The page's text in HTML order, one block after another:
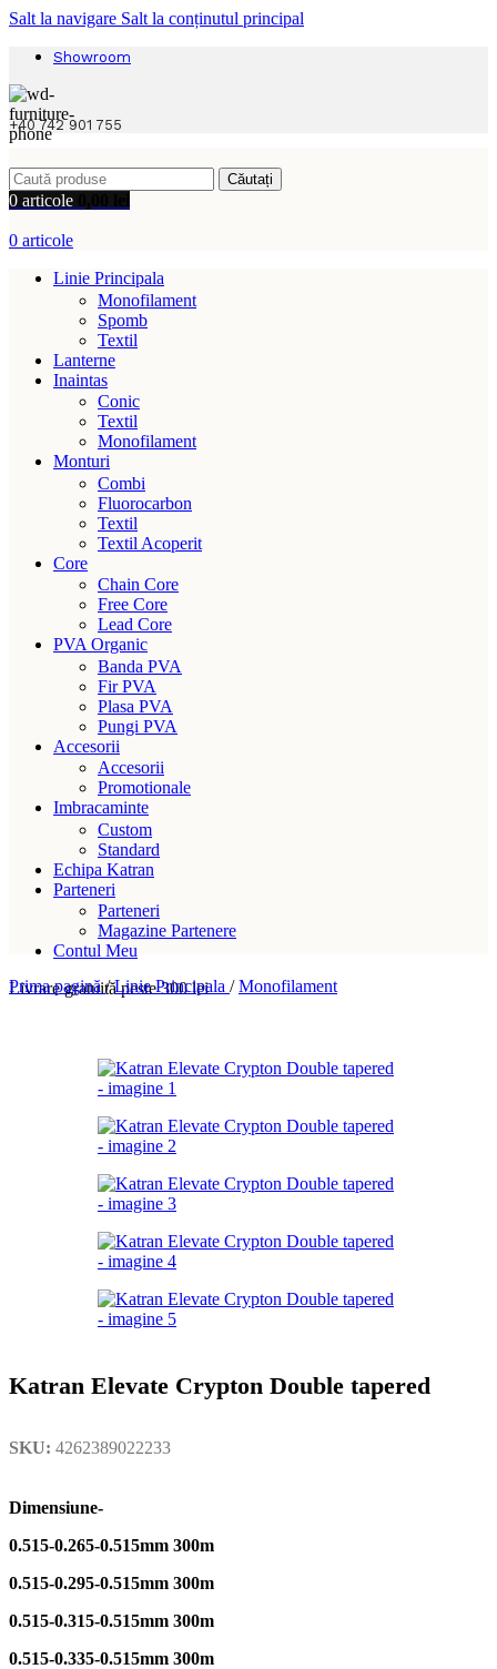
Salt la navigare Salt la conținutul principal
Showroom
+40 742 901 755
Căutați
0 articole
0 articole
Linie Principala
Monofilament
Spomb
Textil
Lanterne
Inaintas
Conic
Textil
Monofilament
Monturi
Combi
Fluorocarbon
Textil
Textil Acoperit
Core
Chain Core
Free Core
Lead Core
PVA Organic
Banda PVA
Fir PVA
Plasa PVA
Pungi PVA
Accesorii
Accesorii
Promotionale
Imbracaminte
Custom
Standard
Echipa Katran
Parteneri
Parteneri
Magazine Partenere
Contul Meu
Livrare gratuită peste 300 lei
Prima pagină/ Linie Principala / Monofilament
Katran Elevate Crypton Double tapered
SKU: 4262389022233
Dimensiune-
0.515-0.265-0.515mm 300m
0.515-0.295-0.515mm 300m
0.515-0.315-0.515mm 300m
0.515-0.335-0.515mm 300m